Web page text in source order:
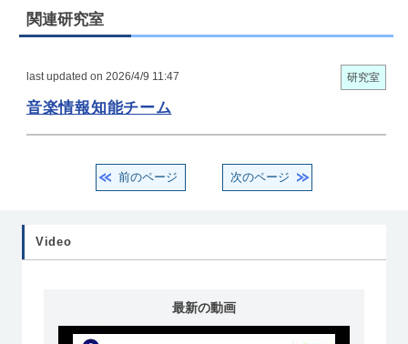
関連研究室
last updated on 2026/4/9 11:47 研究室
音楽情報知能チーム
前のページ 次のページ
Video
最新の動画